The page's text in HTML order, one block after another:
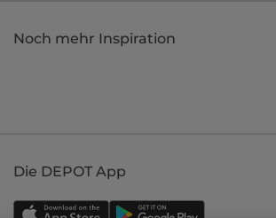
Noch mehr Inspiration
Die DEPOT App